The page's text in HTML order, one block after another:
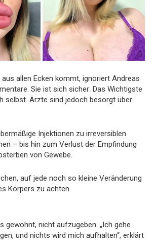
allen Ecken kommt, ignoriert Andreas
Sie ist sich sicher: Das Wichtigste
selbst. Ärzte sind jedoch besorgt über
Injektionen zu irreversiblen
– bis hin zum Verlust der Empfindung
von Gewebe.
auf jede noch so kleine Veränderung
Körpers zu achten.
gewohnt, nicht aufzugeben. „Ich gehe
und nichts wird mich aufhalten“, erklärt